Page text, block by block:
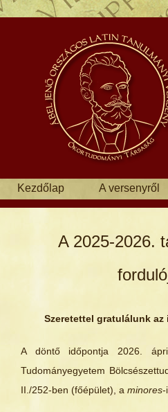
Kezdőlap A versenyről
A 2025-2026.
Szeretettel gratulálunk
A döntő időpontja 2026.
Tudományegyetem
II./252-ben (főépület), a minores-